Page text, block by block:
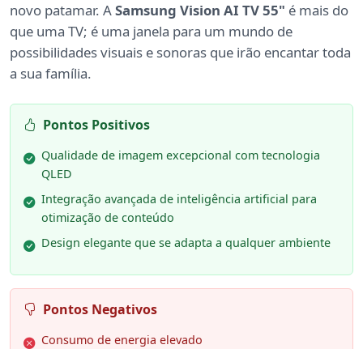
novo patamar. ASamsung Vision AI TV 55" é mais do
que uma TV; é uma janela para um mundo de
possibilidades visuais e sonoras que irão encantar toda
a sua família.
Pontos Positivos
Qualidade de imagem excepcional com tecnologia
QLED
Integração avançada de inteligência artificial para
otimização de conteúdo
Design elegante que se adapta a qualquer ambiente
Pontos Negativos
Consumo de energia elevado